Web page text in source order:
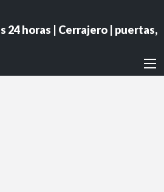
24 horas | Cerrajero | puertas,